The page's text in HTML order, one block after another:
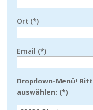
Ort (*)
Email (*)
Dropdown-Menü!
auswählen: (*)